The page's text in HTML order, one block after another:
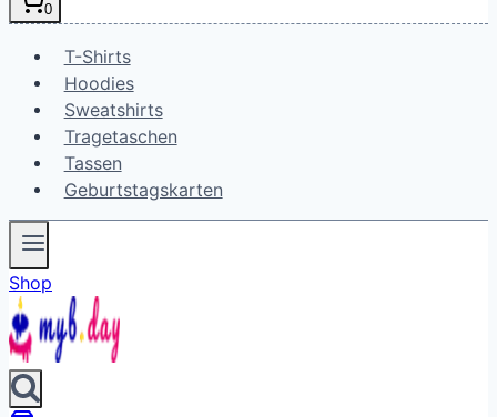
0
T-Shirts
Hoodies
Sweatshirts
Tragetaschen
Tassen
Geburtstagskarten
Shop